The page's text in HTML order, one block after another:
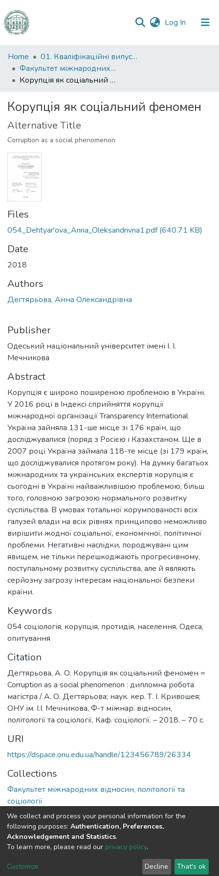
Log In (current)
Communities
&
Collections
Statistics
Home
01. Кваліфікаційні випускні роботи здобувачів вищої освіти
Факультет міжнародних відносин, політології та соціології
Корупція як соціальний феномен
Корупція як соціальний феномен
Alternative Title
Corruption as a social phenomenon
Files
054_Dehtyar'ova_Anna_Oleksandrivna1.pdf(640.71 KB)
Date
2018
Authors
Дегтярьова, Анна Олександрівна
Publisher
Одеський національний університет імені І. І.
Мечникова
Abstract
Корупція є широко поширеною проблемою в Україні.
У 2016 році в Індексі сприйняття корупції
міжнародної організації Transparency International
Україна зайняла 131-ше місце зі 176 країн, що
досліджувалися (поряд з Росією і Казахстаном. Ще в
2007 році Україна займала 118-те місце (зі 179 країн,
що досліджувалися протягом року). На думку багатьох
міжнародних та українських експертів корупція є
сьогодні в Україні найважливішою проблемою, більш
того, головною загрозою нормального розвитку
суспільства. В умовах тотальної корумпованості всіх
галузей влади на всіх рівнях принципово неможливо
вирішити жодної соціальної, економічної, політичної
проблеми. Негативні наслідки, породжувані цим
явищем, не тільки перешкоджають прогресивному,
поступальному розвитку суспільства, але й являють
серйозну загрозу інтересам національної безпеки
країни.
Keywords
054 соціологія, корупція, протидія, населення, Одеса,
опитування
Citation
Дегтярьова, А. О. Корупція як соціальний феномен =
Corruption as a social phenomenon : дипломна робота
магістра / А. О. Дегтярьова; наук. кер. Т. І. Кривошея;
ОНУ ім. І.І. Мечникова, Ф-т міжнар. відносин,
політології та соціології, Каф. соціології. – 2018. – 70 с.
URI
https://dspace.onu.edu.ua/handle/123456789/26334
Collections
Факультет міжнародних відносин, політології та
соціології
Full item page
DSpace software copyright © 2009-2026
Cookie
End User
Send
We collect and process your personal information for the
following purposes: Authentication, Preferences,
Acknowledgement and Statistics.
To learn more, please read our privacy policy.
Customize Decline That's ok